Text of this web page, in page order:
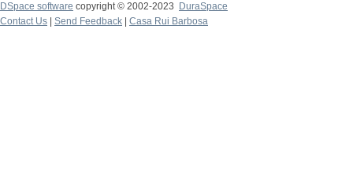
DSpace software copyright © 2002-2023
DuraSpace
Contact Us
Send Feedback Casa Rui Barbosa